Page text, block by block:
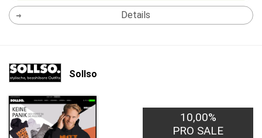
Details
Sollso
10,00%
PRO SALE